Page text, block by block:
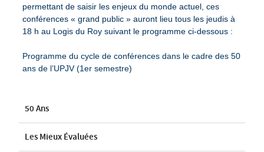
permettant de saisir les enjeux du monde actuel, ces
conférences « grand public » auront lieu tous les jeudis à
18 h au Logis du Roy suivant le programme ci-dessous :
Programme du cycle de conférences dans le cadre des 50
ans de l’UPJV (1er semestre)
50 Ans
Les Mieux Évaluées